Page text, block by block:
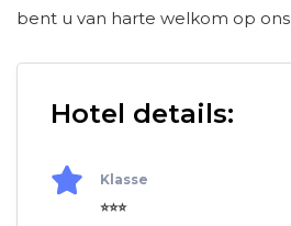
bent u van harte welkom op
Hotel details:
Klasse
⭐⭐⭐